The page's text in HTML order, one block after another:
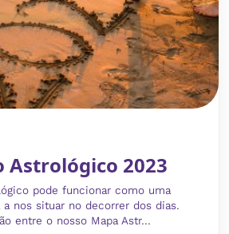
Astrológico 2023
pode funcionar como uma
a nos situar no decorrer dos dias.
entre o nosso Mapa Astr...